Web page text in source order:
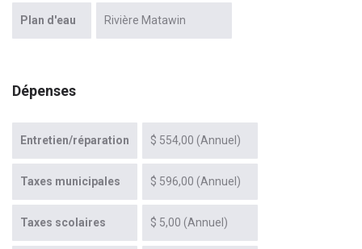
Plan d'eau Rivière Matawin
Dépenses
Entretien/réparation $ 554,00 (Annuel)
Taxes municipales $ 596,00 (Annuel)
Taxes scolaires $ 5,00 (Annuel)